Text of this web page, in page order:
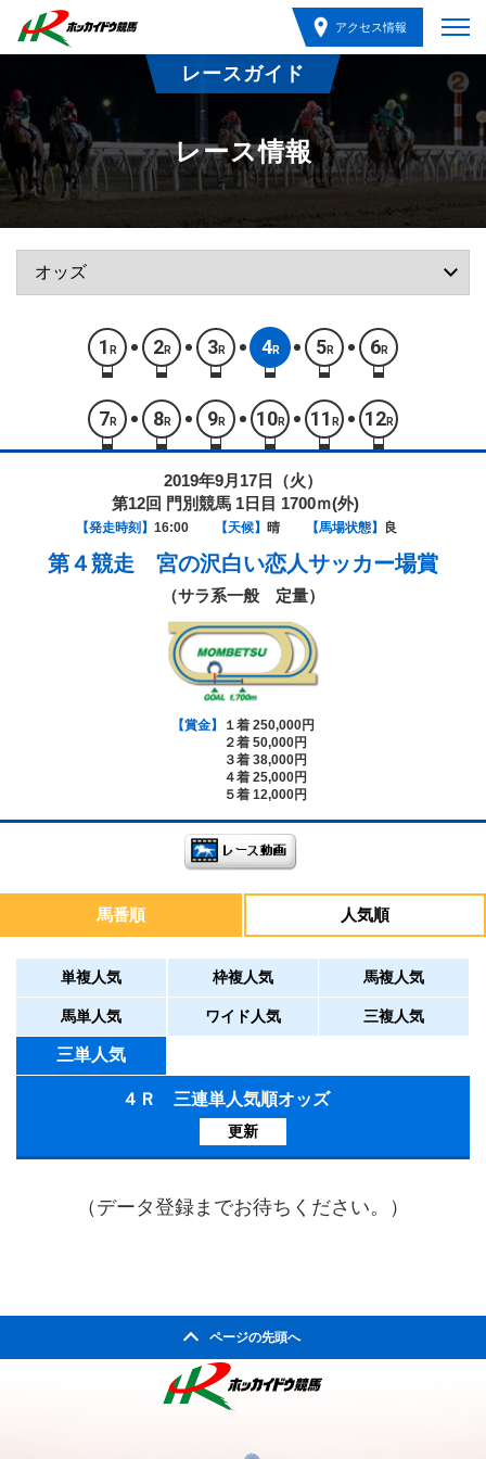
アクセス情報
レースガイド
レース情報
1 R 2R 3R 4R 5R 6R
7 R 8R 9R 10R 11 R 12R
2019年9月17日（火）
第12回 門別競馬 1日目 1700ｍ(外)
【発走時刻】 16:00 【天候】 晴 【馬場状態】 良
第４競走 宮の沢白い恋人サッカー場賞
（サラ系一般 定量）
【賞金】
１着 250,000円
２着 50,000円
３着 38,000円
４着 25,000円
５着 12,000円
馬番順 人気順
単複人気 枠複人気 馬複人気
馬単人気 ワイド人気 三複人気
三単人気
４Ｒ 三連単人気順オッズ
更新
（データ登録までお待ちください。）
ページの先頭へ